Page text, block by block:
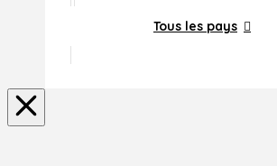
Tous les pays